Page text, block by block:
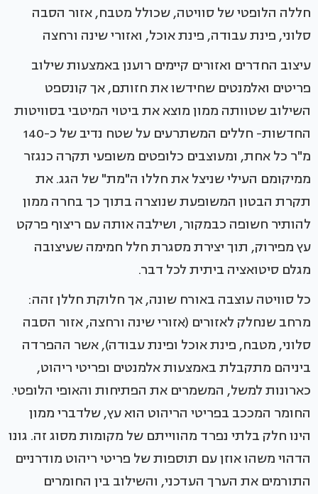
חללה הלופטי של סוויטה, שכולל מטבח, אזור הסבה
סלוני, פינת עבודה, פינת אוכל, ואזורי שינה ורחצה
עיצוב החדרים ואזורים קיימים רוענן באמצעות שילוב
פריטים ואלמנטים שחידשו את חזותם, אך קונספט
השילוב שטוותה ממון מוצא את ביטוי המיטבי בסוויטות
החדשות- חללים המשתרעים על שטח נדיב של כ-140
מ"ר כל אחת, ומעוצבים כלופטים משופעי תקרה כנגזר
ממיקומם העילי שניצל את חללו ה"מת" של הגג. את
תקרת הבטון המשופעת שנוצרה בתוך כך בחרה ממון
להותיר חשופה כבמקור, ושילבה אותה עם ריצוף פרקט
עץ מפירוק, תוך יצירת מסגרת חלל חמימה שעיצובה
מגלם סיטואציה ביתית לכל דבר.
כל סוויטה עוצבה באורח שונה, אך חלוקת חללן זהה:
מרחב שנחלק לאזורים (אזורי שינה ורחצה, אזור הסבה
סלוני, מטבח, פינת אוכל ופינת עבודה), אשר ההפרדה
ביניהם מתקבלת באמצעות אלמנטים ופריטי ריהוט,
כארונות למשל, המשמרים את הפתיחות והאופי הלופטי.
החומר המככב בפריטי הריהוט הוא עץ, שלדברי ממון
הינו חלק בלתי נפרד מהווייתם של מקומות מסוג זה. גונו
הדהוי משהו אוזן עם תוספות של פריטי ריהוט מודרניים
התורמים את הערך העדכני, והשילוב בין החומרים